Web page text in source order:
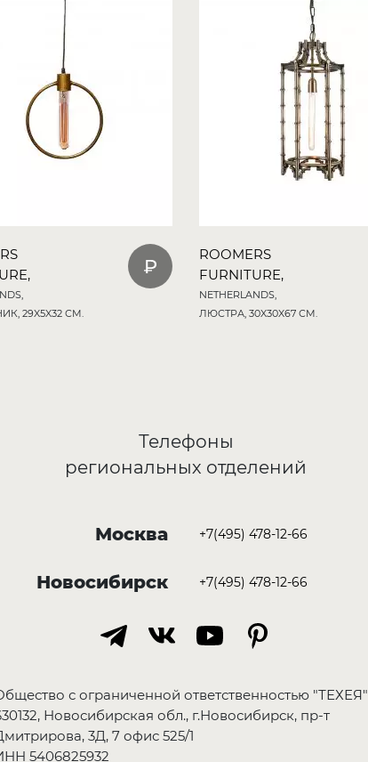
29X5X32 СМ.
ROOMERS
FURNITURE,
NETHERLANDS,
ЛЮСТРА, 30X30X67 СМ.
Телефоны
региональных отделений
Москва +7(495) 478-12-66
Новосибирск +7(495) 478-12-66
с ограниченной ответственностью "ТЕХЕЯ"
Новосибирская обл., г.Новосибирск, пр-т
3Д, 7 офис 525/1
5406825932